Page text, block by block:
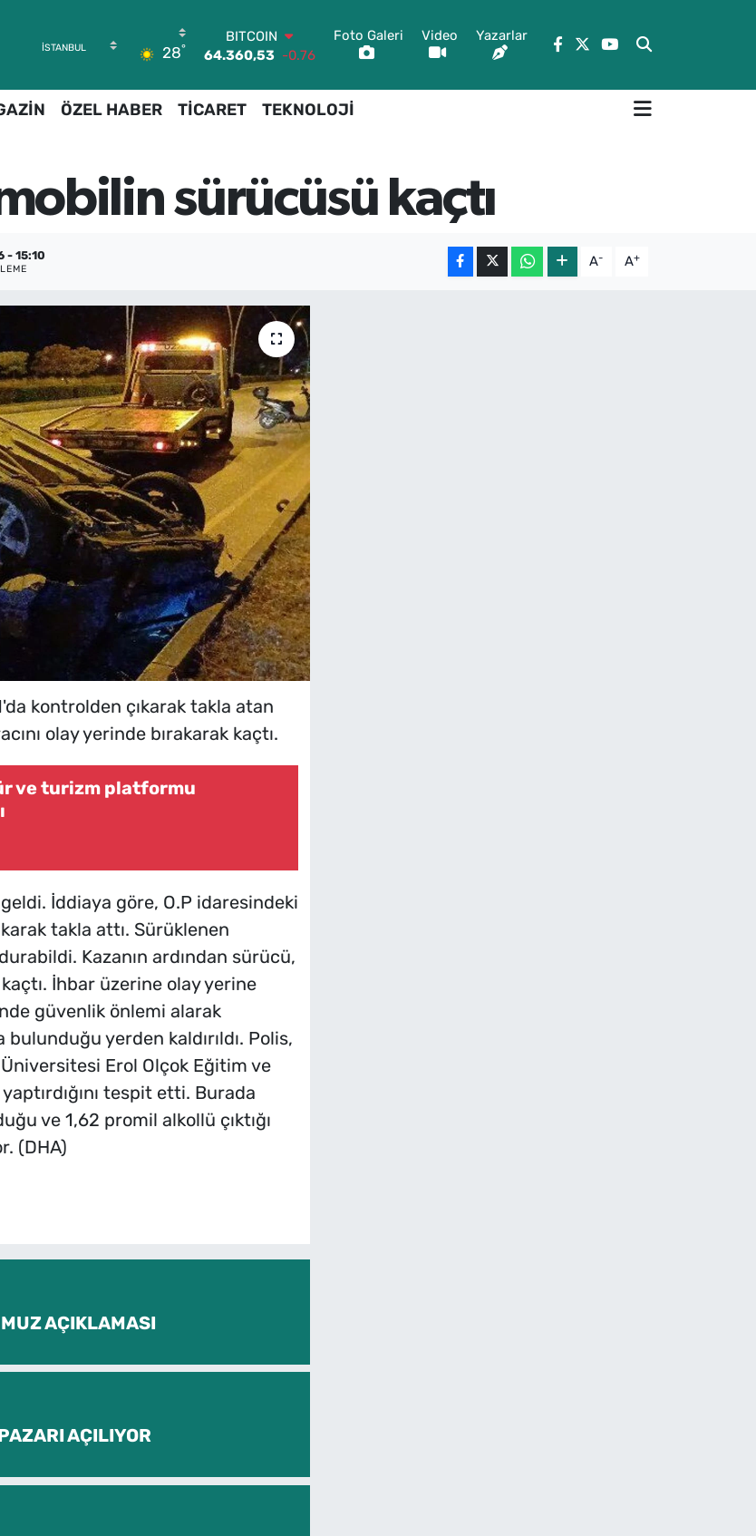
28°
BITCOIN
64.360,53 -0.76
47,7069 0.17
EURO
GRAM ALTIN
6574.81
1.44
Foto Galeri Video Yazarlar
ÖZEL HABER TİCARET TEKNOLOJİ
sürücüsü kaçtı
- 15:10 A- A+
kontrolden çıkarak takla atan
olay yerinde bırakarak kaçtı.
ve turizm platformu
İddiaya göre, O.P idaresindeki
takla attı. Sürüklenen
Kazanın ardından sürücü,
İhbar üzerine olay yerine
güvenlik önlemi alarak
yerden kaldırıldı. Polis,
Erol Olçok Eğitim ve
tespit etti. Burada
ve 1,62 promil alkollü çıktığı
(DHA)
AÇIKLAMASI
AÇILIYOR